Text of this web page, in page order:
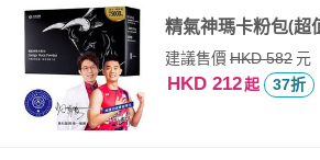
精氣神瑪卡粉包(超
建議售價HKD 582元
HKD 212起 37折